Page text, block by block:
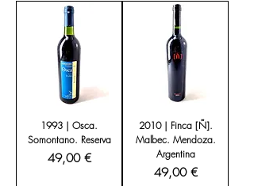
1993 | Osca.
Somontano. Reserva
Precio
49,00 €
2010 | Finca [Ñ].
Malbec. Mendoza.
Argentina
Precio
49,00 €